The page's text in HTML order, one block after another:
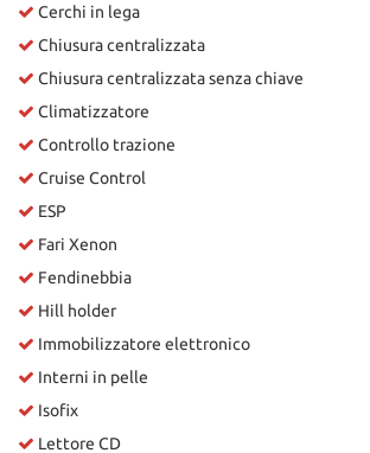
Cerchi in lega
Chiusura centralizzata
Chiusura centralizzata senza chiave
Climatizzatore
Controllo trazione
Cruise Control
ESP
Fari Xenon
Fendinebbia
Hill holder
Immobilizzatore elettronico
Interni in pelle
Isofix
Lettore CD